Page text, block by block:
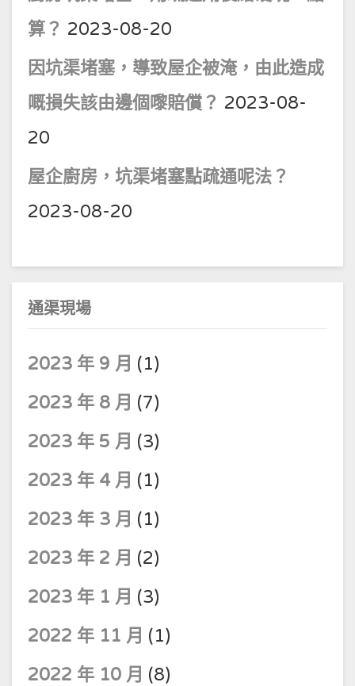
算？ 2023-08-20
因坑渠堵塞，導致屋企被淹，由此造成
嘅損失該由邊個嚟賠償？ 2023-08-
20
屋企廚房，坑渠堵塞點疏通呢法？
2023-08-20
通渠現場
2023 年 9 月 (1)
2023 年 8 月 (7)
2023 年 5 月 (3)
2023 年 4 月 (1)
2023 年 3 月 (1)
2023 年 2 月 (2)
2023 年 1 月 (3)
2022 年 11 月 (1)
2022 年 10 月 (8)